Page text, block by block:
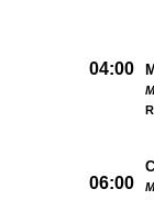
04:00
06:00